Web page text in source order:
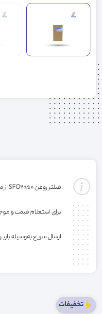
فیلتر روغن SFO2050 از محصولات باکیفیتی است که بدون گارانتی ارائه می‌شود. خرید این فیلتر به صورت عمده یا کارتنی شامل تخفیف ویژه فروشگاه می‌باشد.
برای استعلام قیمت و
ارسال سریع به‌وسیله
تخفیفات